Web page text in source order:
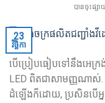
បានចុះផ្ស
23
វិច្ឆិកា
បើប្រៀបធៀបទៅនឹងអេក្រង់
LED ពិតជាសាមញ្ញណាស់.
ដំឡើងក៏ដោយ, ប្រសិនបើអ្ន